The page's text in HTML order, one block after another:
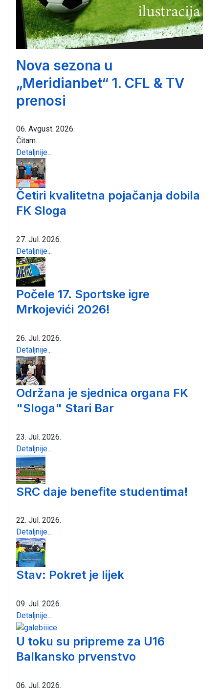
Nova sezona u
„Meridianbet“ 1. CFL & TV
prenosi
06. Avgust. 2026.
Čitam...
Detaljnije...
Četiri kvalitetna pojačanja dobila
FK Sloga
27. Jul. 2026.
Detaljnije...
Počele 17. Sportske igre
Mrkojevići 2026!
26. Jul. 2026.
Detaljnije...
Održana je sjednica organa FK
"Sloga" Stari Bar
23. Jul. 2026.
Detaljnije...
SRC daje benefite studentima!
22. Jul. 2026.
Detaljnije...
Stav: Pokret je lijek
09. Jul. 2026.
Detaljnije...
U toku su pripreme za U16
Balkansko prvenstvo
06. Jul. 2026.